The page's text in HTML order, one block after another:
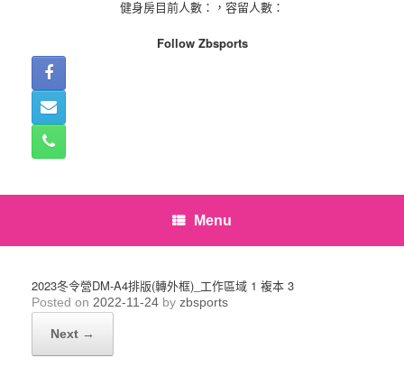
健身房目前人數：
，容留人數：
Follow Zbsports
Menu
2023冬令營DM-A4排版(轉外框)_工作區域 1 複本 3
Posted on 2022-11-24 by zbsports
Next →